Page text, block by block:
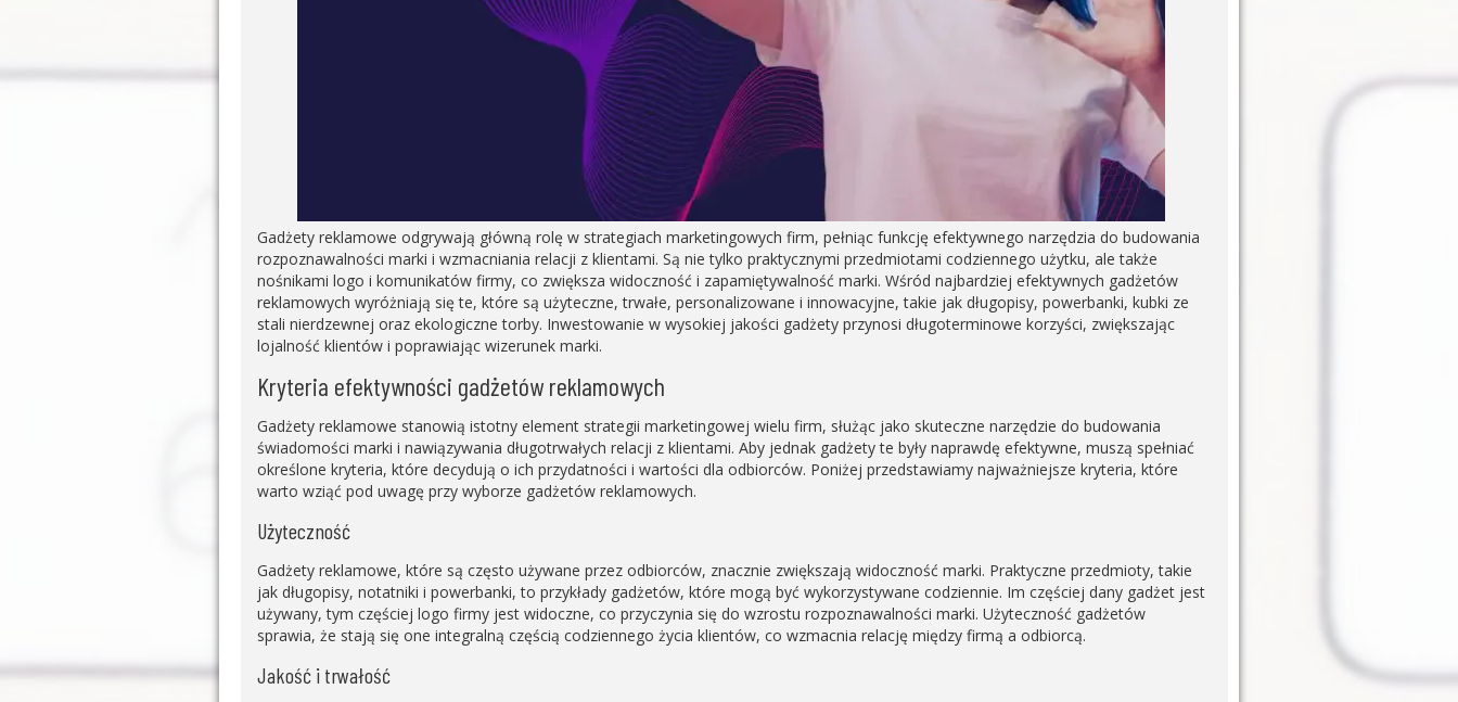
Gadżety reklamowe odgrywają główną rolę w strategiach marketingowych firm, pełniąc funkcję efektywnego narzędzia do budowania
rozpoznawalności marki i wzmacniania relacji z klientami. Są nie tylko praktycznymi przedmiotami codziennego użytku, ale także
nośnikami logo i komunikatów firmy, co zwiększa widoczność i zapamiętywalność marki. Wśród najbardziej efektywnych gadżetów
reklamowych wyróżniają się te, które są użyteczne, trwałe, personalizowane i innowacyjne, takie jak długopisy, powerbanki, kubki ze
stali nierdzewnej oraz ekologiczne torby. Inwestowanie w wysokiej jakości gadżety przynosi długoterminowe korzyści, zwiększając
lojalność klientów i poprawiając wizerunek marki.
Kryteria efektywności gadżetów reklamowych
Gadżety reklamowe stanowią istotny element strategii marketingowej wielu firm, służąc jako skuteczne narzędzie do budowania
świadomości marki i nawiązywania długotrwałych relacji z klientami. Aby jednak gadżety te były naprawdę efektywne, muszą spełniać
określone kryteria, które decydują o ich przydatności i wartości dla odbiorców. Poniżej przedstawiamy najważniejsze kryteria, które
warto wziąć pod uwagę przy wyborze gadżetów reklamowych.
Użyteczność
Gadżety reklamowe, które są często używane przez odbiorców, znacznie zwiększają widoczność marki. Praktyczne przedmioty, takie
jak długopisy, notatniki i powerbanki, to przykłady gadżetów, które mogą być wykorzystywane codziennie. Im częściej dany gadżet jest
używany, tym częściej logo firmy jest widoczne, co przyczynia się do wzrostu rozpoznawalności marki. Użyteczność gadżetów
sprawia, że stają się one integralną częścią codziennego życia klientów, co wzmacnia relację między firmą a odbiorcą.
Jakość i trwałość